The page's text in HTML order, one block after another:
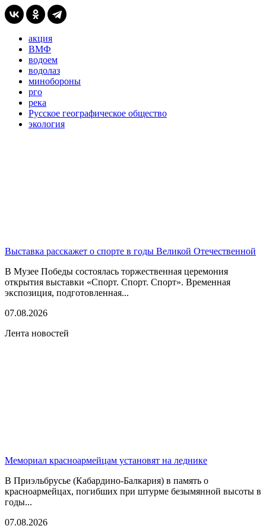
акция
ВМФ
водоем
водолаз
минобороны
рго
река
Русское географическое общество
экология
Выставка расскажет о спорте в годы Великой Отечественной
В Музее Победы состоялась торжественная церемония
открытия выставки «Спорт. Спорт. Спорт». Временная
экспозиция, подготовленная...
07.08.2026
Лента новостей
Мемориал красноармейцам установят на леднике
В Приэльбрусье (Кабардино-Балкария) в память о
красноармейцах, погибших при штурме безымянной высоты в
годы...
07.08.2026